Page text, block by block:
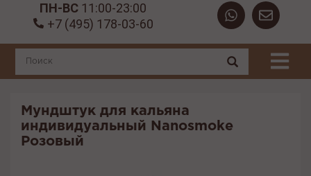
ПН-ВС 11:00-23:00
+7 (495) 178-03-60
Мундштук для кальяна
индивидуальный Nanosmoke
Розовый